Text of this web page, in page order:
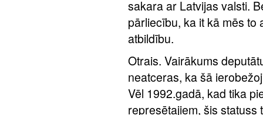
sakara ar Latvijas valsti.
pārliecību, ka it kā mēs
atbildību.
Otrais. Vairākums
neatceras, ka šā
Vēl 1992.gadā, kad tika
represētajiem, šis